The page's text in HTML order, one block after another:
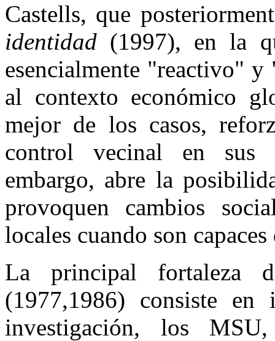
Castells, que
identidad (1997), en la
esencialmente "reactivo"
al contexto económico
mejor de los casos,
control vecinal en sus
embargo, abre la
provoquen cambios
locales cuando son
La principal fortaleza
(1977,1986) consiste en
investigación, los